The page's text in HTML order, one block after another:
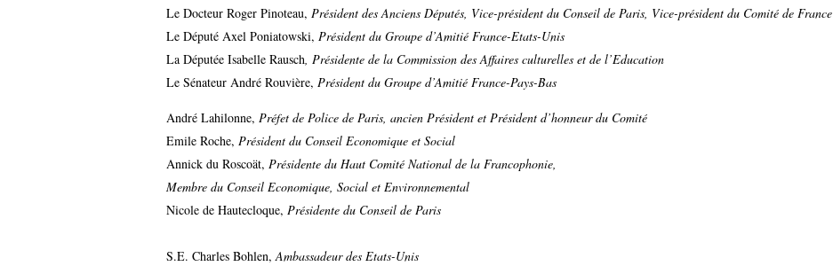
Le Docteur Roger Pinoteau, Président des Anciens Députés, Vice-président du Conseil de Paris, Vice-président du Comité de France
Le Député Axel Poniatowski, Président du Groupe d’Amitié France-Etats-Unis
La Députée Isabelle Rausch, Présidente de la Commission des Affaires culturelles et de l’Education
Le Sénateur André Rouvière, Président du Groupe d’Amitié France-Pays-Bas
André Lahilonne, Préfet de Police de Paris, ancien Président et Président d’honneur du Comité
Emile Roche, Président du Conseil Economique et Social
Annick du Roscoät, Présidente du Haut Comité National de la Francophonie,
Membre du Conseil Economique, Social et Environnemental
Nicole de Hautecloque, Présidente du Conseil de Paris
S.E. Charles Bohlen,Ambassadeur des Etats-Unis